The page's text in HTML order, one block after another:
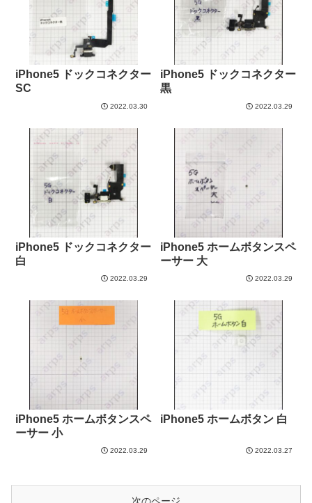
iPhone5 ドックコネクター
SC
2022.03.30
iPhone5 ドックコネクター
黒
2022.03.29
iPhone5 ドックコネクター
白
2022.03.29
iPhone5 ホームボタンスペ
ーサー 大
2022.03.29
iPhone5 ホームボタンスペ
ーサー 小
2022.03.29
iPhone5 ホームボタン 白
2022.03.27